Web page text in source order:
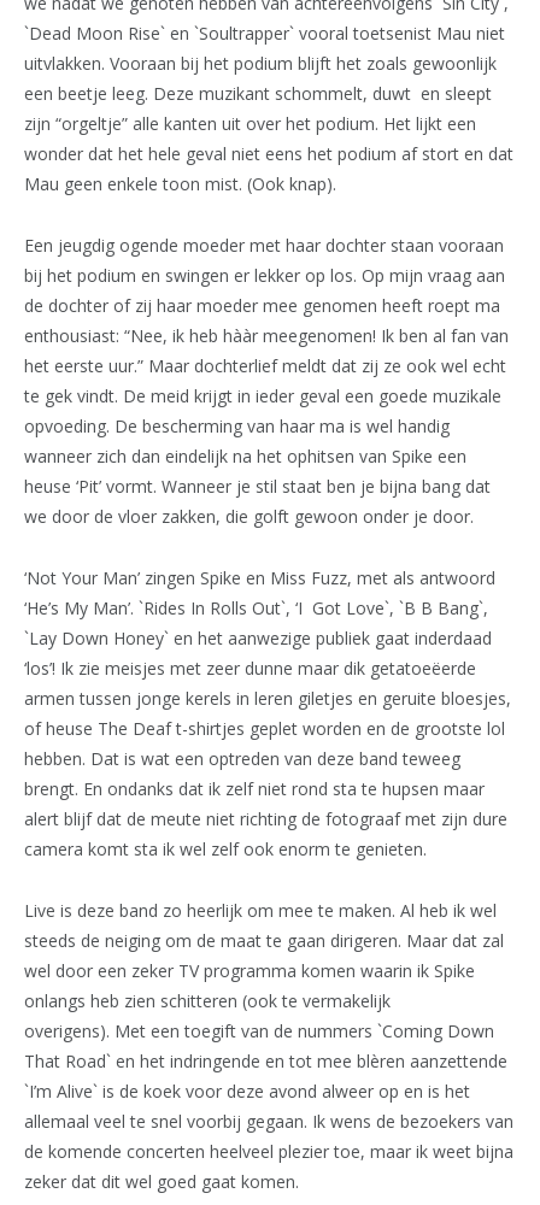
`Dead Moon Rise` en `Soultrapper` vooral toetsenist Mau niet
uitvlakken. Vooraan bij het podium blijft het zoals gewoonlijk
een beetje leeg. Deze muzikant schommelt, duwt en sleept
zijn “orgeltje” alle kanten uit over het podium. Het lijkt een
wonder dat het hele geval niet eens het podium af stort en dat
Mau geen enkele toon mist. (Ook knap).
Een jeugdig ogende moeder met haar dochter staan vooraan
bij het podium en swingen er lekker op los. Op mijn vraag aan
de dochter of zij haar moeder mee genomen heeft roept ma
enthousiast: “Nee, ik heb hààr meegenomen! Ik ben al fan van
het eerste uur.” Maar dochterlief meldt dat zij ze ook wel echt
te gek vindt. De meid krijgt in ieder geval een goede muzikale
opvoeding. De bescherming van haar ma is wel handig
wanneer zich dan eindelijk na het ophitsen van Spike een
heuse ‘Pit’ vormt. Wanneer je stil staat ben je bijna bang dat
we door de vloer zakken, die golft gewoon onder je door.
‘Not Your Man’ zingen Spike en Miss Fuzz, met als antwoord
‘He’s My Man’. `Rides In Rolls Out`, ‘I Got Love`, `B B Bang`,
`Lay Down Honey` en het aanwezige publiek gaat inderdaad
‘los’! Ik zie meisjes met zeer dunne maar dik getatoeëerde
armen tussen jonge kerels in leren giletjes en geruite bloesjes,
of heuse The Deaf t-shirtjes geplet worden en de grootste lol
hebben. Dat is wat een optreden van deze band teweeg
brengt. En ondanks dat ik zelf niet rond sta te hupsen maar
alert blijf dat de meute niet richting de fotograaf met zijn dure
camera komt sta ik wel zelf ook enorm te genieten.
Live is deze band zo heerlijk om mee te maken. Al heb ik wel
steeds de neiging om de maat te gaan dirigeren. Maar dat zal
wel door een zeker TV programma komen waarin ik Spike
onlangs heb zien schitteren (ook te vermakelijk
overigens). Met een toegift van de nummers `Coming Down
That Road` en het indringende en tot mee blèren aanzettende
`I’m Alive` is de koek voor deze avond alweer op en is het
allemaal veel te snel voorbij gegaan. Ik wens de bezoekers van
de komende concerten heelveel plezier toe, maar ik weet bijna
zeker dat dit wel goed gaat komen.